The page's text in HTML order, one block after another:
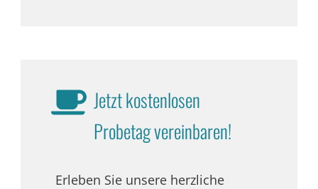
Jetzt kostenlosen
Probetag vereinbaren!
Erleben Sie unsere herzliche